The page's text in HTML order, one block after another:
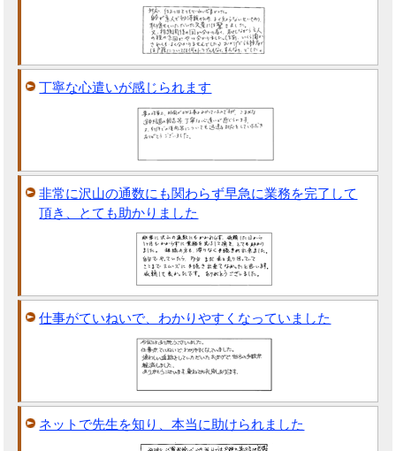
丁寧な心遣いが感じられます
非常に沢山の通数にも関わらず早急に業務を完了して
頂き、とても助かりました
仕事がていねいで、わかりやすくなっていました
ネットで先生を知り、本当に助けられました